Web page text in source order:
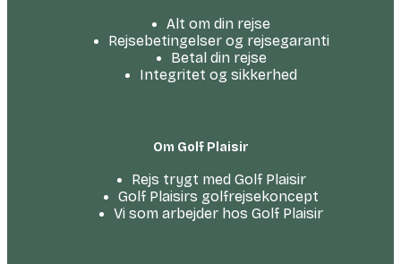
Alt om din rejse
Rejsebetingelser og rejsegaranti
Betal din rejse
Integritet og sikkerhed
Om Golf Plaisir
Rejs trygt med Golf Plaisir
Golf Plaisirs golfrejsekoncept
Vi som arbejder hos Golf Plaisir